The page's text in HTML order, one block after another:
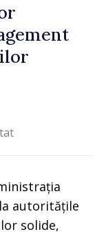
autoritățile
solide,